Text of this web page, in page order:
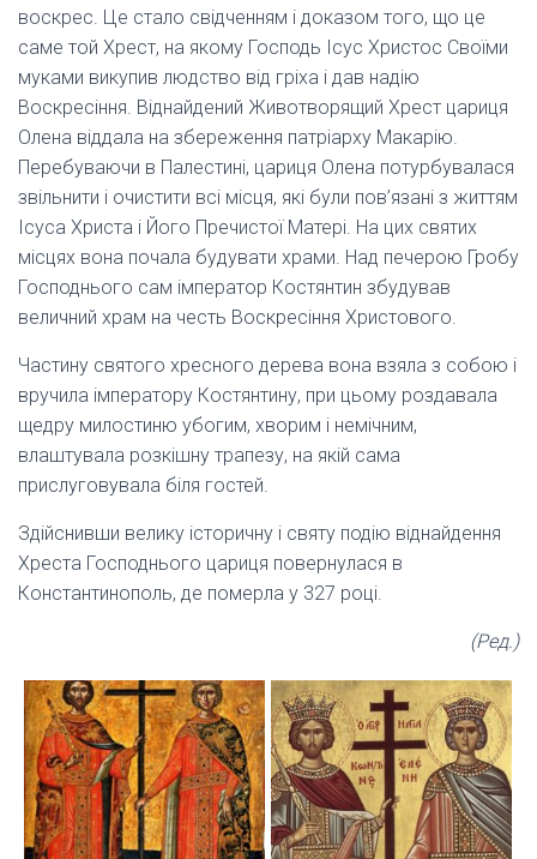
воскрес. Це стало свідченням і доказом того, що це
саме той Хрест, на якому Господь Ісус Христос Своїми
муками викупив людство від гріха і дав надію
Воскресіння. Віднайдений Животворящий Хрест цариця
Олена віддала на збереження патріарху Макарію.
Перебуваючи в Палестині, цариця Олена потурбувалася
звільнити і очистити всі місця, які були пов’язані з життям
Ісуса Христа і Його Пречистої Матері. На цих святих
місцях вона почала будувати храми. Над печерою Гробу
Господнього сам імператор Костянтин збудував
величний храм на честь Воскресіння Христового.
Частину святого хресного дерева вона взяла з собою і
вручила імператору Костянтину, при цьому роздавала
щедру милостиню убогим, хворим і немічним,
влаштувала розкішну трапезу, на якій сама
прислуговувала біля гостей.
Здійснивши велику історичну і святу подію віднайдення
Хреста Господнього цариця повернулася в
Константинополь, де померла у 327 році.
(Ред.)